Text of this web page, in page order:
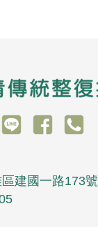
建國一路173號